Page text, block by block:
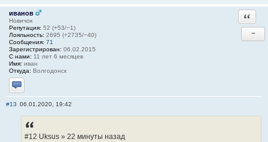
иванов
Новичок
Репутация: 52 (+53/−1)
Лояльность: 2695 (+2735/−40)
Сообщения: 71
Зарегистрирован: 06.02.2015
С нами: 11 лет 6 месяцев
Имя: иван
Откуда: Волгодонск
Отправить личное сообщение
−
#13 06.01.2020, 19:42
#12 Uksus » 22 минуты назад